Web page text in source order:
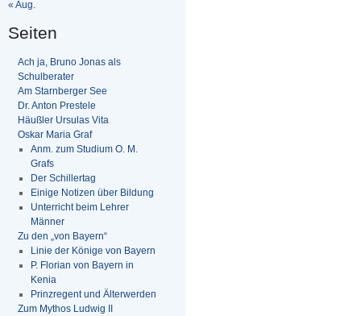
« Aug.
Seiten
Ach ja, Bruno Jonas als
Schulberater
Am Starnberger See
Dr. Anton Prestele
Häußler Ursulas Vita
Oskar Maria Graf
Anm. zum Studium O. M.
Grafs
Der Schillertag
Einige Notizen über Bildung
Unterricht beim Lehrer
Männer
Zu den „von Bayern“
Linie der Könige von Bayern
P. Florian von Bayern in
Kenia
Prinzregent und Älterwerden
Zum Mythos Ludwig II